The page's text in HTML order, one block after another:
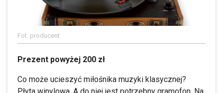
Fot. producent
Prezent powyżej 200 zł
Co może ucieszyć miłośnika muzyki klasycznej?